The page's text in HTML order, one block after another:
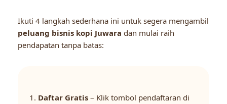
Ikuti 4 langkah sederhana ini untuk segera mengambil
peluang bisnis kopi Juwara dan mulai raih
pendapatan tanpa batas:
Daftar Gratis – Klik tombol pendaftaran di